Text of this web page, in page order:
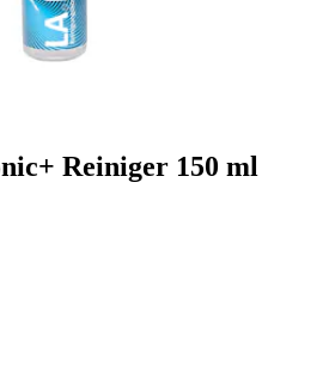
Reiniger 150 ml